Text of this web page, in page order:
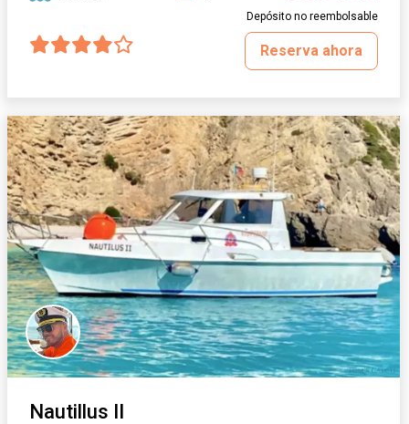
Depósito no reembolsable
Reserva ahora
Nautillus II